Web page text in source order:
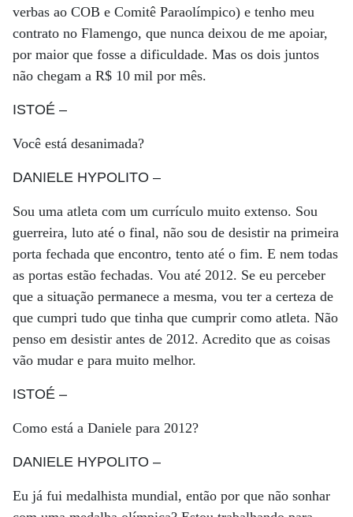
verbas ao COB e Comitê Paraolímpico) e tenho meu
contrato no Flamengo, que nunca deixou de me apoiar,
por maior que fosse a dificuldade. Mas os dois juntos
não chegam a R$ 10 mil por mês.
ISTOÉ –
Você está desanimada?
DANIELE HYPOLITO –
Sou uma atleta com um currículo muito extenso. Sou
guerreira, luto até o final, não sou de desistir na primeira
porta fechada que encontro, tento até o fim. E nem todas
as portas estão fechadas. Vou até 2012. Se eu perceber
que a situação permanece a mesma, vou ter a certeza de
que cumpri tudo que tinha que cumprir como atleta. Não
penso em desistir antes de 2012. Acredito que as coisas
vão mudar e para muito melhor.
ISTOÉ –
Como está a Daniele para 2012?
DANIELE HYPOLITO –
Eu já fui medalhista mundial, então por que não sonhar